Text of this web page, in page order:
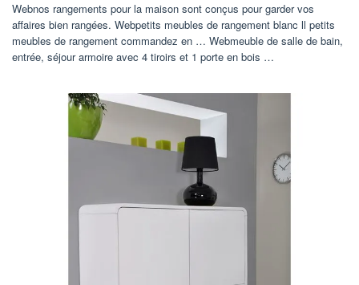
Webnos rangements pour la maison sont conçus pour garder vos
affaires bien rangées. Webpetits meubles de rangement blanc ll petits
meubles de rangement commandez en … Webmeuble de salle de bain,
entrée, séjour armoire avec 4 tiroirs et 1 porte en bois …